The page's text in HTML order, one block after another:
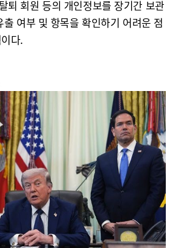
퇴 회원 등의 개인정보를 장기간 보관
여부 및 항목을 확인하기 어려운 점
다.